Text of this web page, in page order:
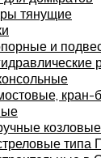
тянущие
и
кран-
козловые
типа